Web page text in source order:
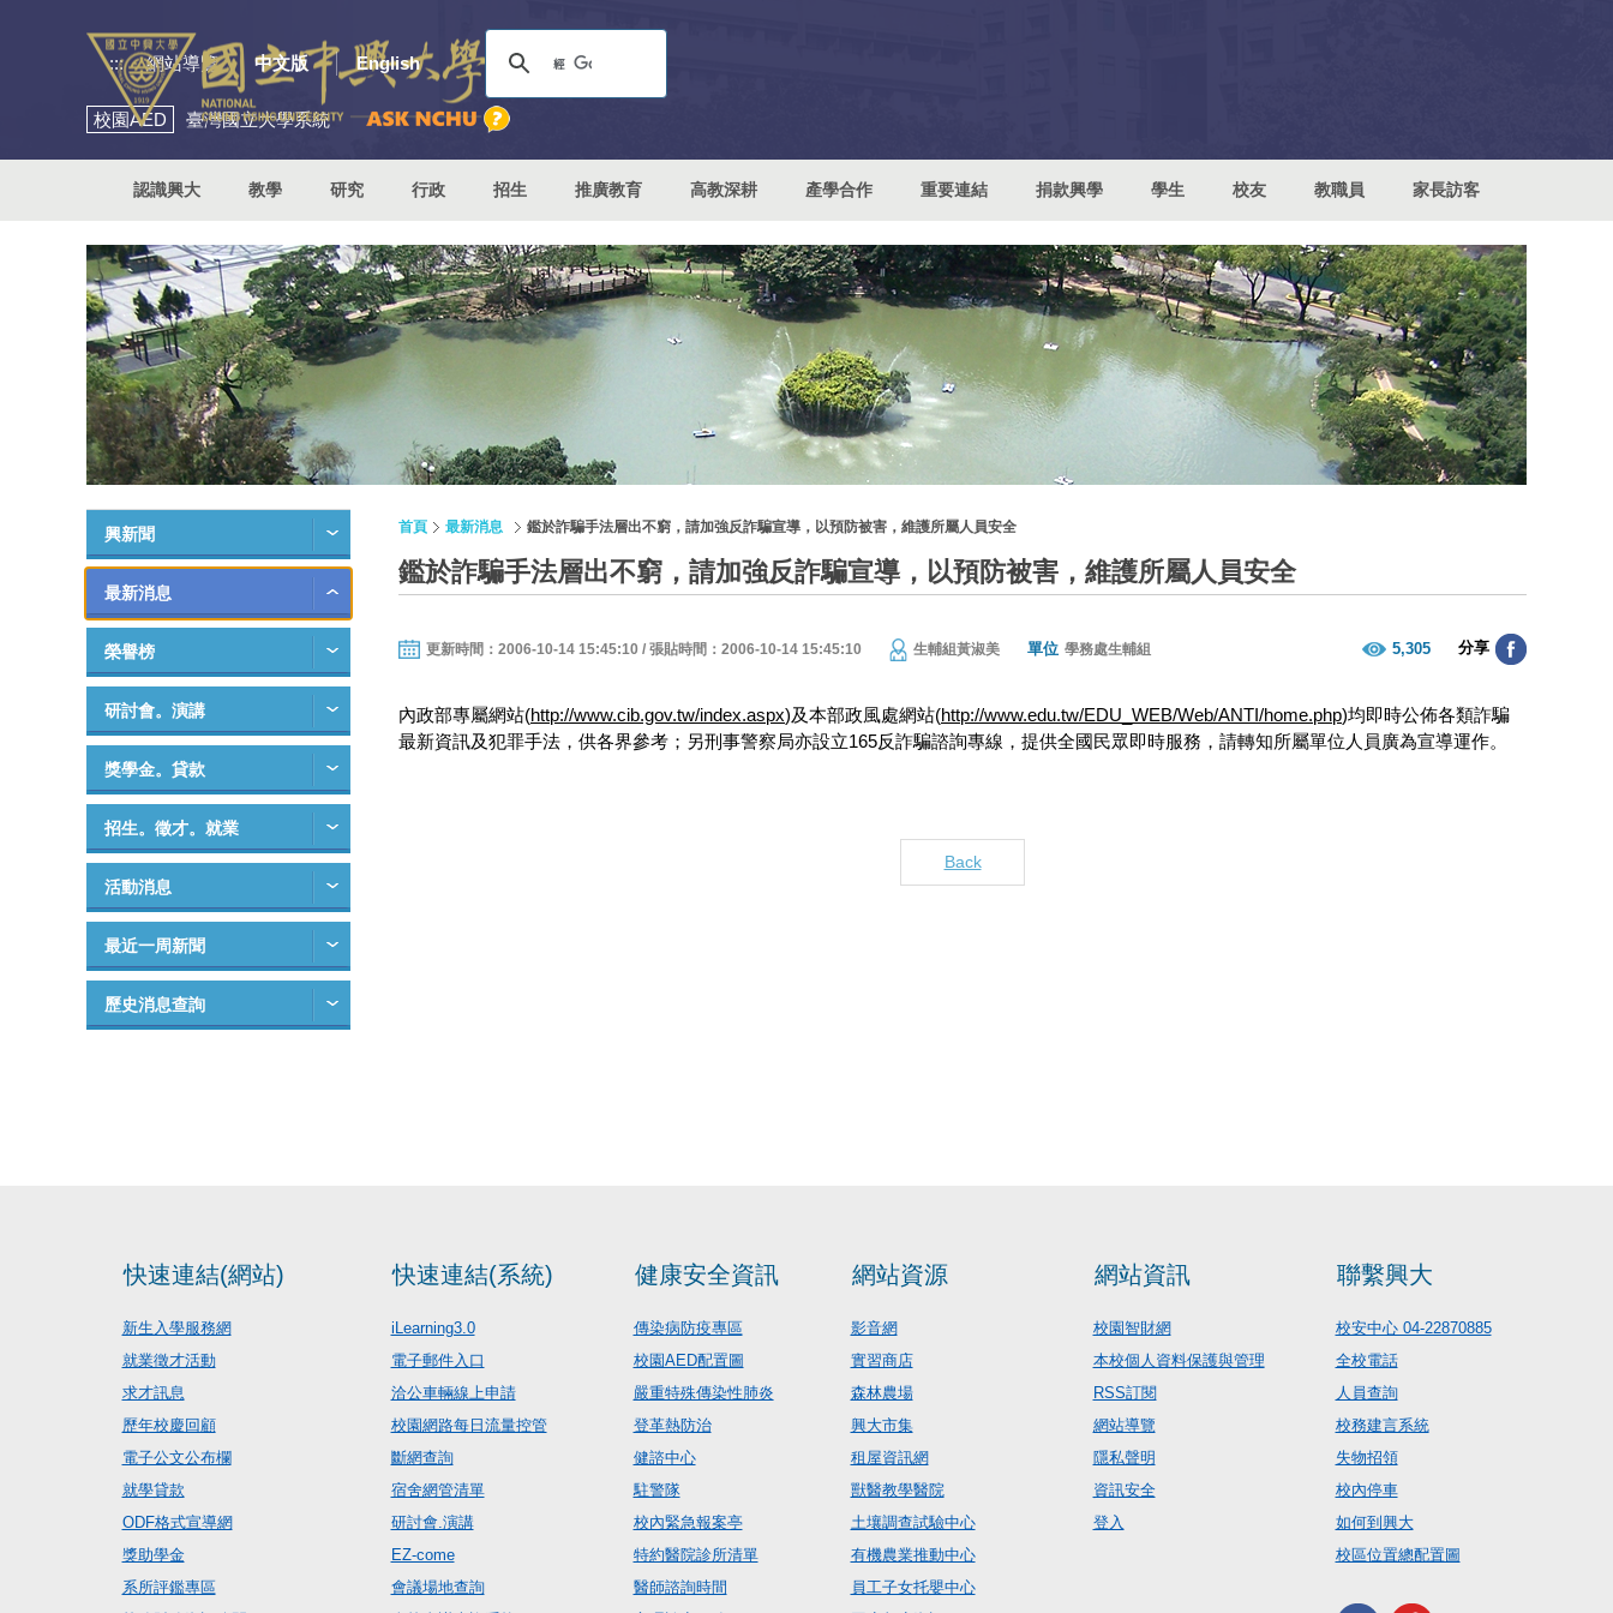
::: 網站導覽 中文版 English
校園AED 臺灣國立大學系統
認識興大 教學 研究 行政 招生 推廣教育 高教深耕 產學合作 重要連結 捐款興學 學生 校友 教職員 家長訪客
興新聞
最新消息
榮譽榜
研討會。演講
獎學金。貸款
招生。徵才。就業
活動消息
最近一周新聞
歷史消息查詢
首頁 最新消息 鑑於詐騙手法層出不窮，請加強反詐騙宣導，以預防被害，維護所屬人員安全
鑑於詐騙手法層出不窮，請加強反詐騙宣導，以預防被害，維護所屬人員安全
更新時間：2006-10-14 15:45:10 / 張貼時間：2006-10-14 15:45:10 生輔組黃淑美 單位 學務處生輔組 5,305 分享
內政部專屬網站(http://www.cib.gov.tw/index.aspx)及本部政風處網站(http://www.edu.tw/EDU_WEB/Web/ANTI/home.php)均即時公佈各類詐騙
最新資訊及犯罪手法，供各界參考；另刑事警察局亦設立165反詐騙諮詢專線，提供全國民眾即時服務，請轉知所屬單位人員廣為宣導運作。
Back
快速連結(網站)
新生入學服務網
就業徵才活動
求才訊息
歷年校慶回顧
電子公文公布欄
就學貸款
ODF格式宣導網
獎助學金
系所評鑑專區
快速連結(系統)
iLearning3.0
電子郵件入口
洽公車輛線上申請
校園網路每日流量控管
斷網查詢
宿舍網管清單
研討會.演講
EZ-come
會議場地查詢
健康安全資訊
傳染病防疫專區
校園AED配置圖
嚴重特殊傳染性肺炎
登革熱防治
健諮中心
駐警隊
校內緊急報案亭
特約醫院診所清單
醫師諮詢時間
網站資源
影音網
實習商店
森林農場
興大市集
租屋資訊網
獸醫教學醫院
土壤調查試驗中心
有機農業推動中心
員工子女托嬰中心
網站資訊
校園智財網
本校個人資料保護與管理
RSS訂閱
網站導覽
隱私聲明
資訊安全
登入
聯繫興大
校安中心 04-22870885
全校電話
人員查詢
校務建言系統
失物招領
校內停車
如何到興大
校區位置總配置圖